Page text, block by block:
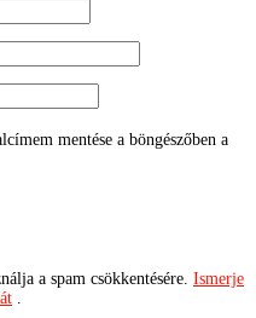
mentése a böngészőben a
a spam csökkentésére. Ismerje